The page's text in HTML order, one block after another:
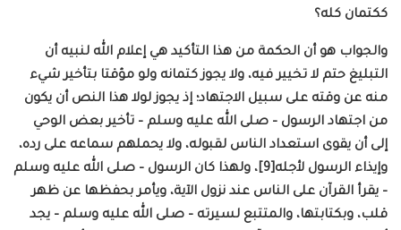
ككتمان كله؟
والجواب هو أن الحكمة من هذا التأكيد هي إعلام الله لنبيه أن
التبليغ حتم لا تخيير فيه، ولا يجوز كتمانه ولو مؤقتا بتأخير شيء
منه عن وقته على سبيل الاجتهاد؛ إذ يجوز لولا هذا النص أن يكون
من اجتهاد الرسول – صلى الله عليه وسلم – تأخير بعض الوحي
إلى أن يقوى استعداد الناس لقبوله، ولا يحملهم سماعه على رده،
وإيذاء الرسول لأجله[9]، ولهذا كان الرسول – صلى الله عليه وسلم
– يقرأ القرآن على الناس عند نزول الآية، ويأمر بحفظها عن ظهر
قلب، وبكتابتها، والمتتبع لسيرته – صلى الله عليه وسلم – يجد